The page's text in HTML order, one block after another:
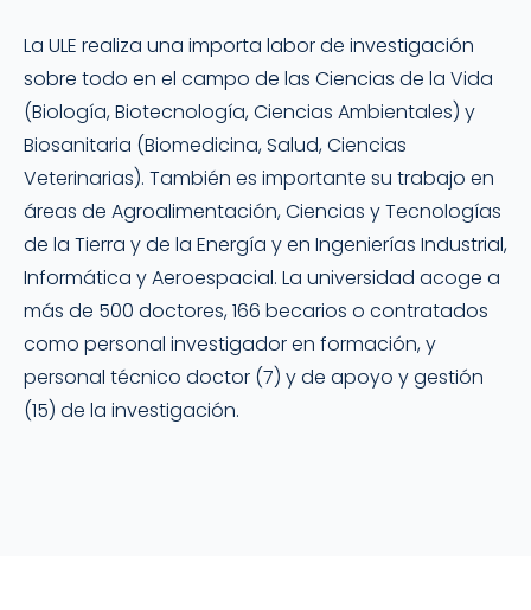
La ULE realiza una importa labor de investigación
sobre todo en el campo de las Ciencias de la Vida
(Biología, Biotecnología, Ciencias Ambientales) y
Biosanitaria (Biomedicina, Salud, Ciencias
Veterinarias). También es importante su trabajo en
áreas de Agroalimentación, Ciencias y Tecnologías
de la Tierra y de la Energía y en Ingenierías Industrial,
Informática y Aeroespacial. La universidad acoge a
más de 500 doctores, 166 becarios o contratados
como personal investigador en formación, y
personal técnico doctor (7) y de apoyo y gestión
(15) de la investigación.